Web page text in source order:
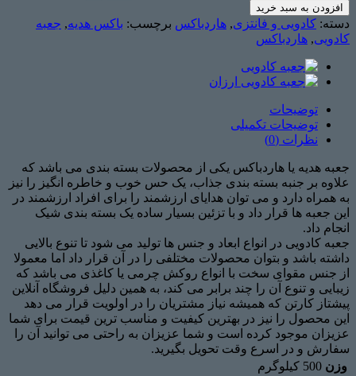
افزودن به سبد خرید
دسته: کادویی و فانتزی, هاردباکس برچسب: باکس هدیه, جعبه
کادویی, هاردباکس
توضیحات
توضیحات تکمیلی
نظرات (0)
جعبه هدیه یا هاردباکس یکی از محصولات بسته بندی می باشد که
علاوه بر جنبه بسته بندی جذاب، یک حس خوب و خاطره انگیز را نیز
به همراه دارد و می توان هدایای ارزشمند را برای افراد ارزشمند در
این جعبه ها قرار داد و با تزئین بسیار ساده یک بسته بندی شیک
انجام داد.
جعبه کادویی در انواع ابعاد و جنس ها تولید می شود تا تنوع بالایی
داشته باشد و بتوان محصولات مختلفی را در آن قرار داد اما معمولا
از جنس مقوای سخت با انواع روکش چرمی یا کاغذی می باشد که
زیبایی و تنوع آن را چند برابر می کند، به همین دلیل فروشگاه آنلاین
پیشتاز کارتن که همیشه نیاز مشتریان را در اولویت قرار می دهد
این محصول را نیز در بهترین کیفیت و مناسب ترین قیمت برای شما
عزیزان موجود کرده است و شما عزیزان به راحتی می توانید آن را
سفارش و در اسرع وقت تحویل بگیرید.
وزن 500 کیلوگرم